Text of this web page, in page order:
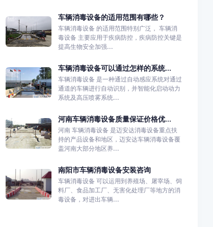
车辆消毒设备的适用范围有哪些？
车辆消毒设备 的适用范围特别广泛， 车辆消
毒设备 主要应用于疾病防控，疾病防控关键是
提高生物安全加强...
车辆消毒设备可以通过怎样的系统...
车辆消毒设备 是一种通过自动感应系统对通过
通道的车辆进行自动识别，并智能化启动动力
系统及高压喷雾系统...
河南车辆消毒设备质量保证价格优...
河南 车辆消毒设备 是迈安达消毒设备重点扶
持的产品设备和地区，迈安达车辆消毒设备覆
盖河南大部分地区养...
南阳市车辆消毒设备安装咨询
车辆消毒设备 可以运用到养殖场、屠宰场、饲
料厂、食品加工厂、无害化处理厂等地方的消
毒设备，对进出车辆...